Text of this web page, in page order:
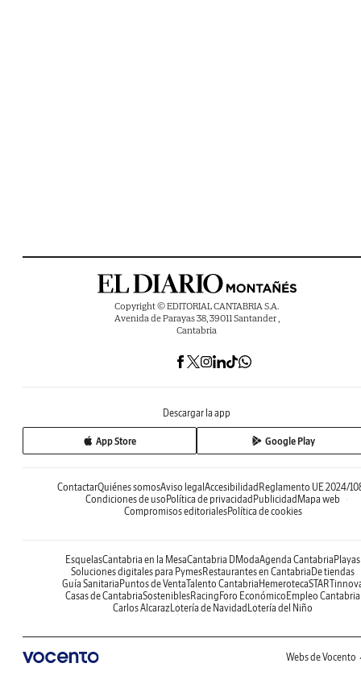
Copyright © EDITORIAL CANTABRIA S.A.
Avenida de Parayas 38, 39011 Santander ,
Cantabria
Descargar la app
App Store Google Play
ContactarQuiénes somosAviso legal Accesibilidad Reglamento UE 2024/
Condiciones de uso Política de privacidad Publicidad Mapa web
Compromisos editorialesPolítica de cookies
EsquelasCantabria en la MesaCantabria DModaAgenda Cantabria Playas
Soluciones digitales para PymesRestaurantes en Cantabria De tiendas
Guía Sanitaria Puntos de VentaTalento Cantabria Hemeroteca
Casas de CantabriaSosteniblesRacing Foro Económico Empleo Cantabria
Carlos AlcarazLotería de Navidad Lotería del Niño
Webs de Vocento